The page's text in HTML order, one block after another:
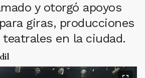
y otorgó apoyos
giras, producciones
en la ciudad.